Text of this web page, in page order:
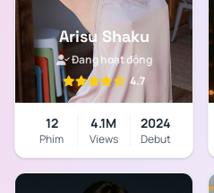
Arisu Shaku
Đang hoạt động
4.7
12
Phim
4.1M
Views
2024
Debut